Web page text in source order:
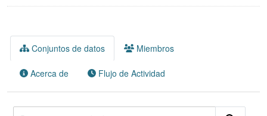
Conjuntos de datos Miembros
Acerca de Flujo de Actividad